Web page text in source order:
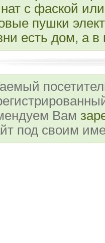
с фаской
пушки
есть дом, а
Вам
под своим